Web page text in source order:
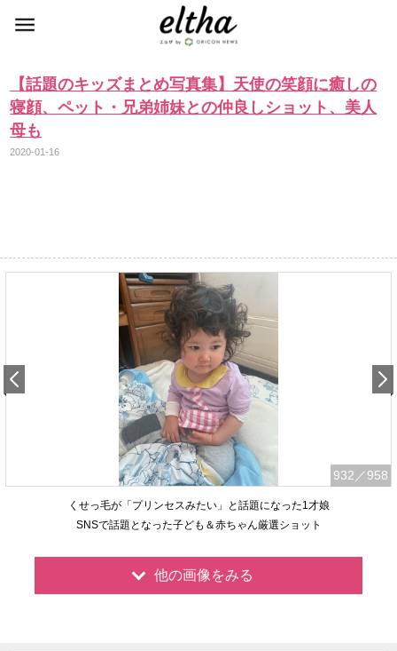
【話題のキッズまとめ写真集】天使の笑顔に癒しの
寝顔、ペット・兄弟姉妹との仲良しショット、美人
母も
2020-01-16
932 ／958
くせっ毛が「プリンセスみたい」と話題になった1才娘
SNSで話題となった子ども＆赤ちゃん厳選ショット
他の画像をみる